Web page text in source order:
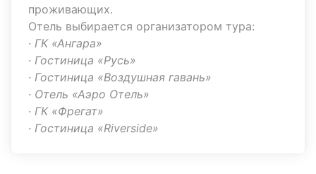
проживающих.
Отель выбирается организатором тура:
· ГК «Ангара»
· Гостиница «Русь»
· Гостиница «Воздушная гавань»
· Отель «Аэро Отель»
· ГК «Фрегат»
· Гостиница «Riverside»